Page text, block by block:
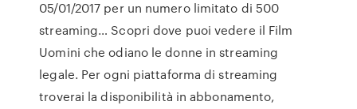
05/01/2017 per un numero limitato di 500
streaming… Scopri dove puoi vedere il Film
Uomini che odiano le donne in streaming
legale. Per ogni piattaforma di streaming
troverai la disponibilità in abbonamento,